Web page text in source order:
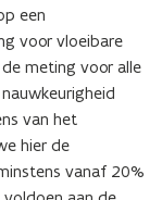
een
voor vloeibare
meting voor alle
van het
hier de
vanaf 20%